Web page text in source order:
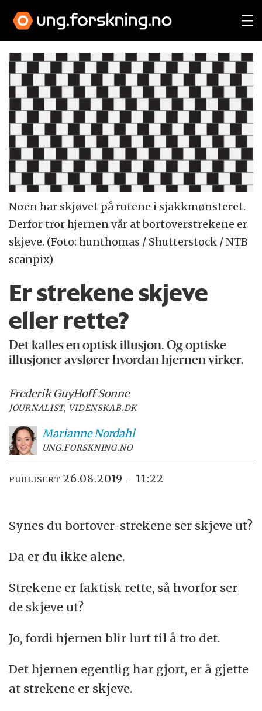
Noen har skjøvet på rutene i sjakkmønsteret.
Derfor tror hjernen vår at bortoverstrekene er
skjeve. (Foto: hunthomas / Shutterstock / NTB
scanpix)
Er strekene skjeve
eller rette?
Det kalles en optisk illusjon. Og optiske
illusjoner avslører hvordan hjernen virker.
Frederik GuyHoff Sonne
JOURNALIST, VIDENSKAB.DK
MarianneNordahl
UNG.FORSKNING.NO
PUBLISERT 26.08.2019 - 11:22
Synes du bortover-strekene ser skjeve ut?
Da er du ikke alene.
Strekene er faktisk rette, så hvorfor ser
de skjeve ut?
Jo, fordi hjernen blir lurt til å tro det.
Det hjernen egentlig har gjort, er å gjette
at strekene er skjeve.